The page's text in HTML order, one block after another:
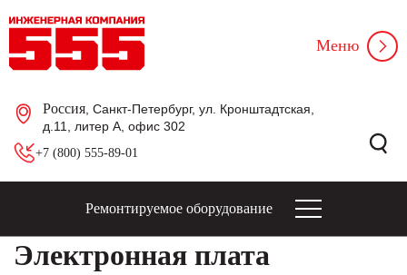
Россия , Санкт-Петербург, ул. Кронштадтская,
д.11, литер А, офис 302
+7 (800) 555-89-01
Меню
Ремонтируемое оборудование
Электронная плата